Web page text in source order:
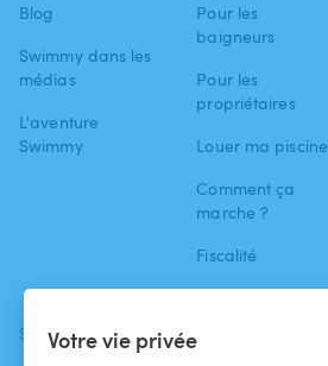
Votre vie privée
Blog
Swimmy dans les
médias
L'aventure
Swimmy
Pour les
baigneurs
Pour les
propriétaires
Louer ma piscine
Comment ça
marche ?
Fiscalité
SUIVEZ-NOUS